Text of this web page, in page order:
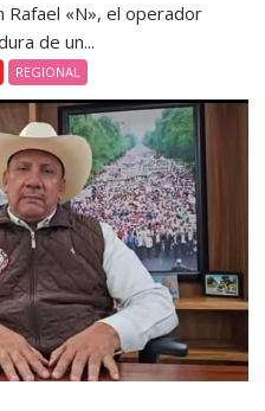
Rafael «N», el operador
de un...
REGIONAL